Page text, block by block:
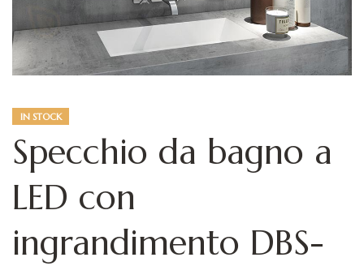
IN STOCK
Specchio da bagno a
LED con
ingrandimento DBS-